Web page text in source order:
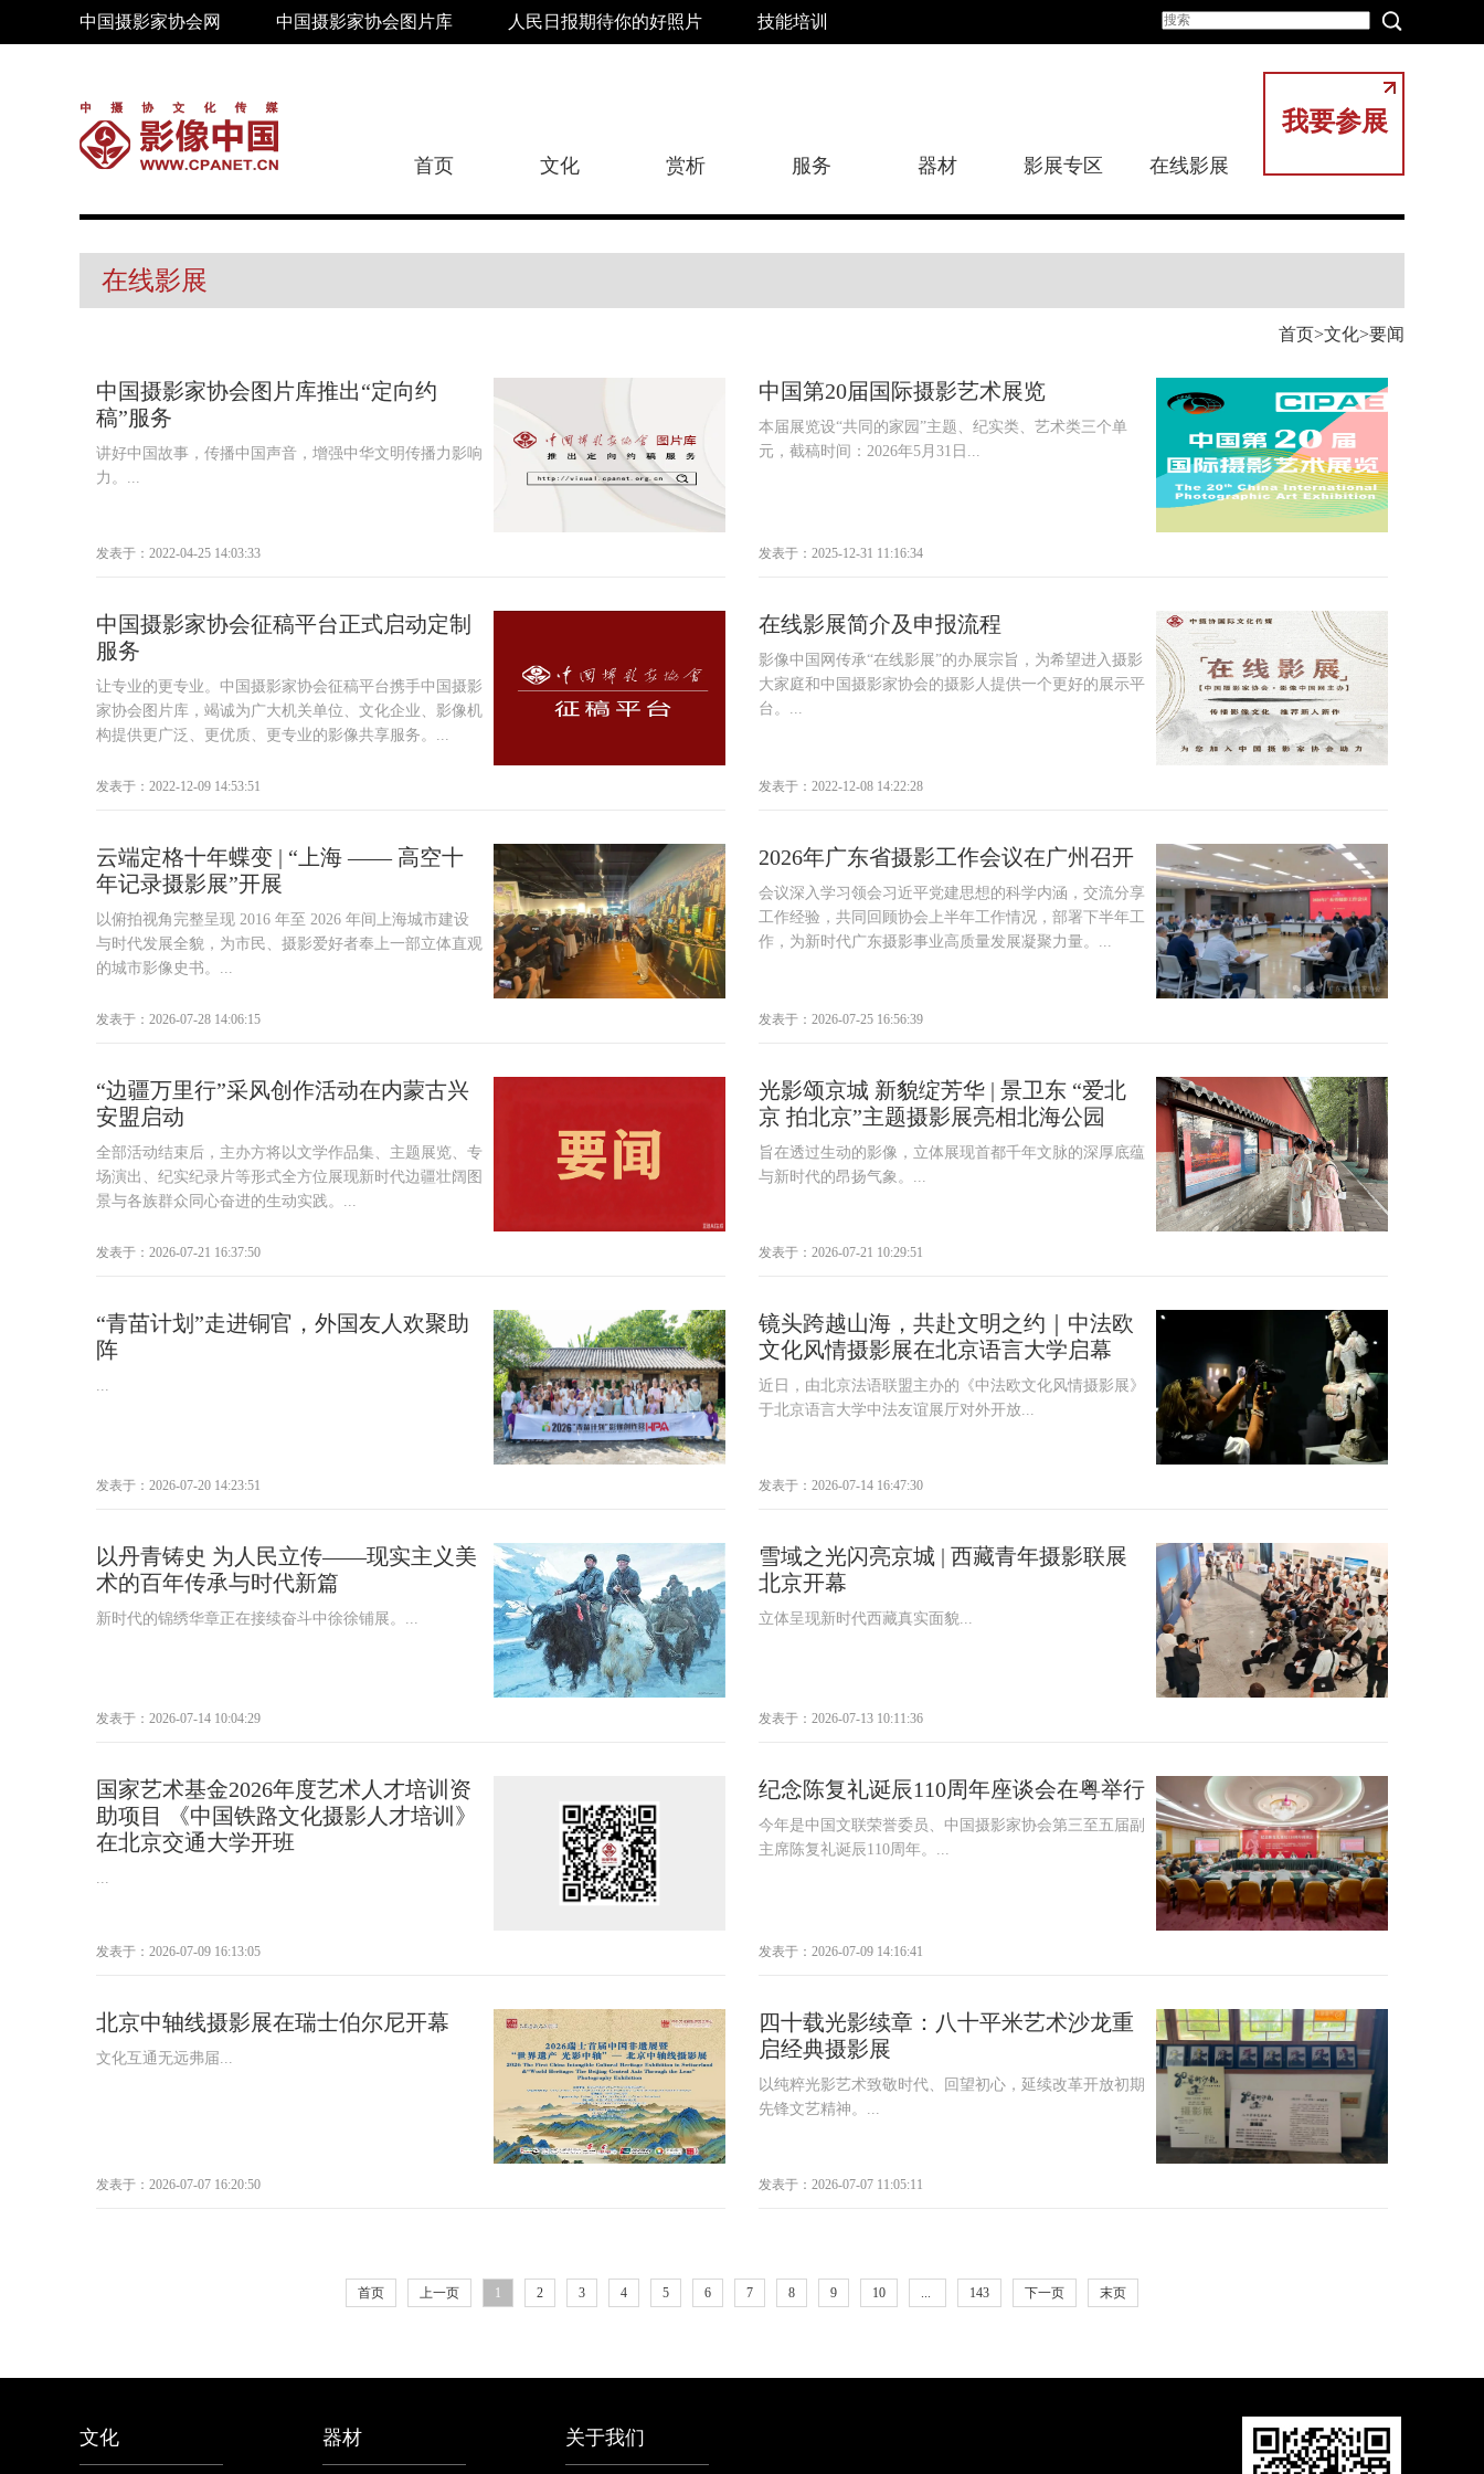
中国摄影家协会网 中国摄影家协会图片库 人民日报期待你的好照片 技能培训
我要参展
首页 文化 赏析 服务 器材 影展专区 在线影展
在线影展
首页 文化 要闻
中国摄影家协会图片库推出“定向约
稿”服务
讲好中国故事，传播中国声音，增强中华文明传播力影响
力。...
发表于：2022-04-25 14:03:33
中国第20届国际摄影艺术展览
本届展览设“共同的家园”主题、纪实类、艺术类三个单
元，截稿时间：2026年5月31日...
发表于：2025-12-31 11:16:34
中国摄影家协会征稿平台正式启动定制
服务
让专业的更专业。中国摄影家协会征稿平台携手中国摄影
家协会图片库，竭诚为广大机关单位、文化企业、影像机
构提供更广泛、更优质、更专业的影像共享服务。...
发表于：2022-12-09 14:53:51
在线影展简介及申报流程
影像中国网传承“在线影展”的办展宗旨，为希望进入摄影
大家庭和中国摄影家协会的摄影人提供一个更好的展示平
台。...
发表于：2022-12-08 14:22:28
云端定格十年蝶变 | “上海 —— 高空十
年记录摄影展”开展
以俯拍视角完整呈现 2016 年至 2026 年间上海城市建设
与时代发展全貌，为市民、摄影爱好者奉上一部立体直观
的城市影像史书。...
发表于：2026-07-28 14:06:15
2026年广东省摄影工作会议在广州召开
会议深入学习领会习近平党建思想的科学内涵，交流分享
工作经验，共同回顾协会上半年工作情况，部署下半年工
作，为新时代广东摄影事业高质量发展凝聚力量。...
发表于：2026-07-25 16:56:39
“边疆万里行”采风创作活动在内蒙古兴
安盟启动
全部活动结束后，主办方将以文学作品集、主题展览、专
场演出、纪实纪录片等形式全方位展现新时代边疆壮阔图
景与各族群众同心奋进的生动实践。...
发表于：2026-07-21 16:37:50
光影颂京城 新貌绽芳华 | 景卫东 “爱北
京 拍北京”主题摄影展亮相北海公园
旨在透过生动的影像，立体展现首都千年文脉的深厚底蕴
与新时代的昂扬气象。...
发表于：2026-07-21 10:29:51
“青苗计划”走进铜官，外国友人欢聚助
阵
...
发表于：2026-07-20 14:23:51
镜头跨越山海，共赴文明之约｜中法欧
文化风情摄影展在北京语言大学启幕
近日，由北京法语联盟主办的《中法欧文化风情摄影展》
于北京语言大学中法友谊展厅对外开放...
发表于：2026-07-14 16:47:30
以丹青铸史 为人民立传——现实主义美
术的百年传承与时代新篇
新时代的锦绣华章正在接续奋斗中徐徐铺展。...
发表于：2026-07-14 10:04:29
雪域之光闪亮京城 | 西藏青年摄影联展
北京开幕
立体呈现新时代西藏真实面貌...
发表于：2026-07-13 10:11:36
国家艺术基金2026年度艺术人才培训资
助项目 《中国铁路文化摄影人才培训》
在北京交通大学开班
...
发表于：2026-07-09 16:13:05
纪念陈复礼诞辰110周年座谈会在粤举行
今年是中国文联荣誉委员、中国摄影家协会第三至五届副
主席陈复礼诞辰110周年。...
发表于：2026-07-09 14:16:41
北京中轴线摄影展在瑞士伯尔尼开幕
文化互通无远弗届...
发表于：2026-07-07 16:20:50
四十载光影续章：八十平米艺术沙龙重
启经典摄影展
以纯粹光影艺术致敬时代、回望初心，延续改革开放初期
先锋文艺精神。...
发表于：2026-07-07 11:05:11
首页 上一页 1 2 3 4 5 6 7 8 9 10 ... 143 下一页 末页
文化 器材 关于我们